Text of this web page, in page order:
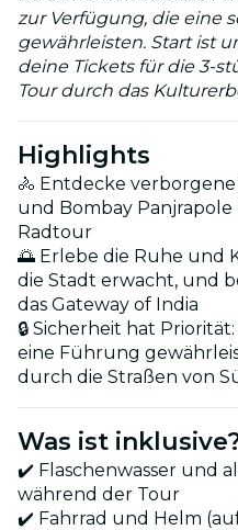
zur Verfügung, die eine
gewährleisten. Start ist
deine Tickets für die 3-
Tour durch das
Highlights
🚴 Entdecke verborgene
und Bombay
Radtour
🌅 Erlebe die Ruhe und
die Stadt erwacht, und
das Gateway of India
🔒 Sicherheit hat
eine Führung
durch die Straßen von
Was ist
✔️ Flaschenwasser und
während der Tour
✔️ Fahrrad und Helm